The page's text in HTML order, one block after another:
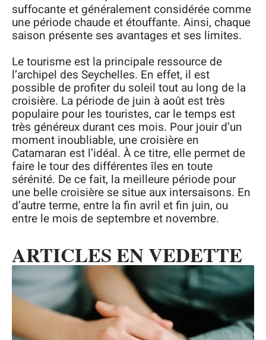
suffocante et généralement considérée comme
une période chaude et étouffante. Ainsi, chaque
saison présente ses avantages et ses limites.
Le tourisme est la principale ressource de
l’archipel des Seychelles. En effet, il est
possible de profiter du soleil tout au long de la
croisière. La période de juin à août est très
populaire pour les touristes, car le temps est
très généreux durant ces mois. Pour jouir d’un
moment inoubliable, une croisière en
Catamaran est l’idéal. À ce titre, elle permet de
faire le tour des différentes îles en toute
sérénité. De ce fait, la meilleure période pour
une belle croisière se situe aux intersaisons. En
d’autre terme, entre la fin avril et fin juin, ou
entre le mois de septembre et novembre.
ARTICLES EN VEDETTE